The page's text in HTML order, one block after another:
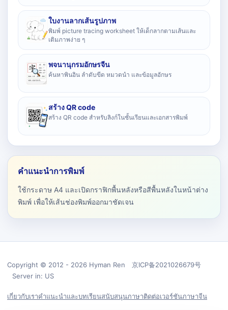
ใบงานลากเส้นรูปภาพ
พิมพ์ picture tracing worksheet ให้เด็กลากตามเส้นและ
เติมภาพง่าย ๆ
พจนานุกรมอักษรจีน
ค้นหาพินอิน ลำดับขีด หมวดนำ และข้อมูลอักษร
สร้าง QR code
สร้าง QR code สำหรับลิงก์ในชั้นเรียนและเอกสารพิมพ์
คำแนะนำการพิมพ์
ใช้กระดาษ A4 และเปิดกราฟิกพื้นหลังหรือสีพื้นหลังในหน้าต่าง
พิมพ์ เพื่อให้เส้นช่องพิมพ์ออกมาชัดเจน
Copyright © 2012 - 2026 Hyman Ren 京ICP备2021026679号
Server in: US
เกี่ยวกับเราคำแนะนำและบทเรียนสนับสนุนภาษาติดต่อเวอร์ชันภาษาจีน